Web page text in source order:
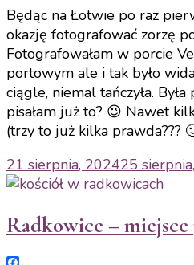
Będąc na Łotwie po raz
okazję fotografować zorzę
Fotografowałam w porcie
portowym ale i tak było
ciągle, niemal tańczyła.
pisałam już to? 😉 Nawet
(trzy to już kilka prawda???
21 sierpnia, 202425
Radkowice –